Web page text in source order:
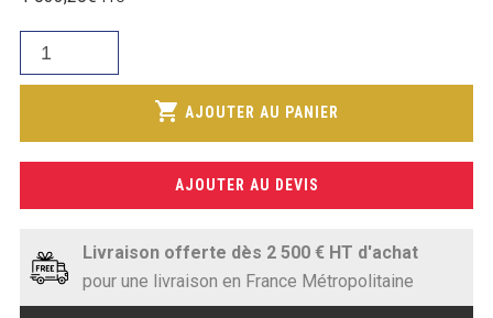
SOUBASSEMENT RÉFRIGÉRÉ
TABLE DE PRÉPARATION
TABLE DE PRÉPARATION COMPACTE
TABLE DE PRÉPARATION 700 / 800
SALADETTE COMPACTE
SALADETTE COMPACTE VITRÉE
SALADETTE 800 VITRÉE
initial
était :
098,00€.
actuel
est :
professionnelle
shopping_cart AJOUTER AU PANIER
AJOUTER AU DEVIS
Livraison offerte dès 2 500 € HT d'achat
pour une livraison en France Métropolitaine